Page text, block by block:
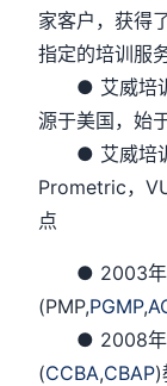
家客户，获得
指定的培训服
● 艾威培训
源于美国，始
● 艾威培训
Prometric，
点
● 2003年成
(PMP,PGMP,
● 2008年成
(CCBA,CBAP)